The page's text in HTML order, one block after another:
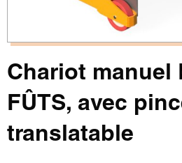
Chariot manuel
FÛTS, avec
translatable